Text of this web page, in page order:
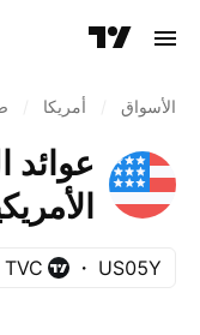
الأسواق أمريكا
عوائد
US05Y
TVC